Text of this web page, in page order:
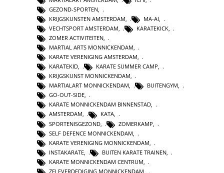
GEZOND-SPORTEN
KRIJGSKUNSTEN AMSTERDAM
MA-AI
VECHTSPORT AMSTERDAM
KARATEKICK
ZOMER ACTIVITEITEN
MARTIAL ARTS MONNICKENDAM,
KARATE VERENIGING AMSTERDAM,
KARATEKID, KARATE SUMMER CAMP,
KRIJGSKUNST MONNICKENDAM,
MARTIALART MONNICKENDAM, BUITENGYM,
GO-OUT-SIDE,
KARATE MONNICKENDAM BINNENSTAD,
AMSTERDAM, KATA,
SPORTENISGEZOND
ZOMERKAMP
SELF DEFENCE MONNICKENDAM
KARATE VERENIGING MONNICKENDAM
INSTAKARATE
BUITEN KARATE TRAINEN
KARATE MONNICKENDAM CENTRUM
ZELFVERDEDIGING MONNICKENDAM